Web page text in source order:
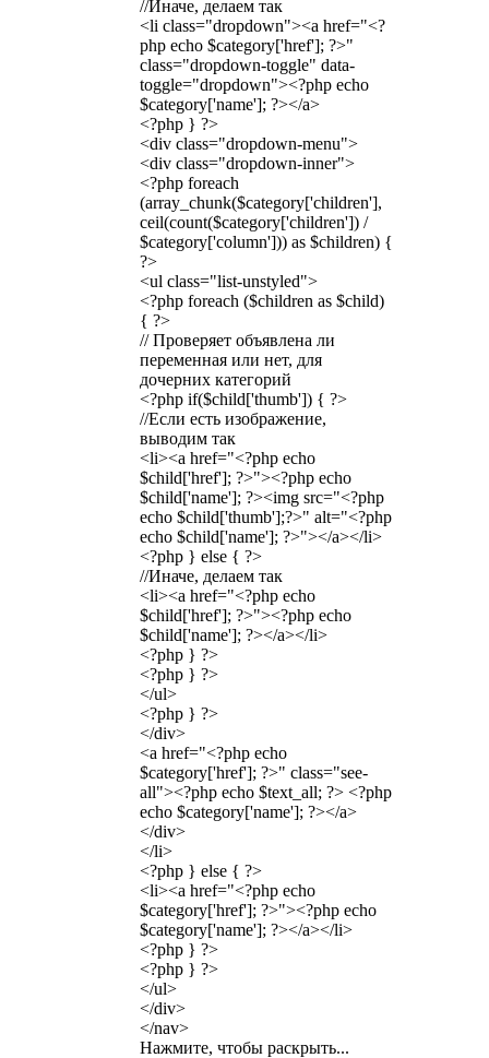
//Иначе, делаем так
<li class="dropdown"><a href="<?
php echo $category['href']; ?>"
class="dropdown-toggle" data-
toggle="dropdown"><?php echo
$category['name']; ?></a>
<?php } ?>
<div class="dropdown-menu">
<div class="dropdown-inner">
<?php foreach
(array_chunk($category['children'],
ceil(count($category['children']) /
$category['column'])) as $children) {
?>
<ul class="list-unstyled">
<?php foreach ($children as $child)
{ ?>
// Проверяет объявлена ли
переменная или нет, для
дочерних категорий
<?php if($child['thumb']) { ?>
//Если есть изображение,
выводим так
<li><a href="<?php echo
$child['href']; ?>"><?php echo
$child['name']; ?><img src="<?php
echo $child['thumb'];?>" alt="<?php
echo $child['name']; ?>"></a></li>
<?php } else { ?>
//Иначе, делаем так
<li><a href="<?php echo
$child['href']; ?>"><?php echo
$child['name']; ?></a></li>
<?php } ?>
<?php } ?>
</ul>
<?php } ?>
</div>
<a href="<?php echo
$category['href']; ?>" class="see-
all"><?php echo $text_all; ?> <?php
echo $category['name']; ?></a>
</div>
</li>
<?php } else { ?>
<li><a href="<?php echo
$category['href']; ?>"><?php echo
$category['name']; ?></a></li>
<?php } ?>
<?php } ?>
</ul>
</div>
</nav>
Нажмите, чтобы раскрыть...